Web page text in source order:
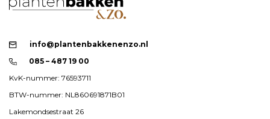
info@plantenbakkenenzo.nl
085 – 487 19 00
KvK-nummer: 76593711
BTW-nummer: NL860691871B01
Lakemondsestraat 26